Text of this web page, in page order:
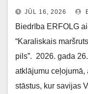
JŪL 16, 2026
Biedrība ERFOLG
“Karaliskais
pils”. 2026. gada
atklājumu ceļojumā,
stāstus, kur savijas